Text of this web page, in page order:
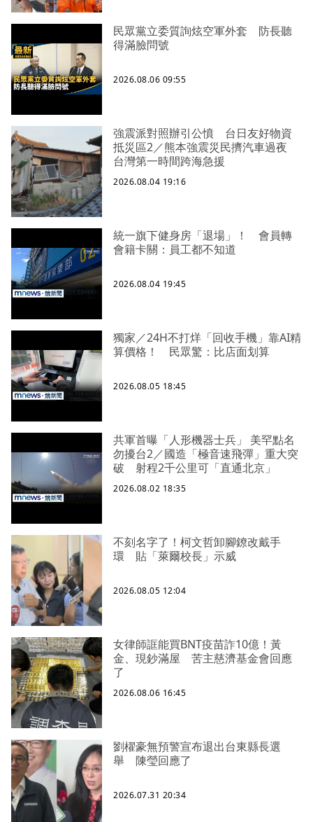
民眾黨立委質詢炫空軍外套 防長聽
得滿臉問號
2026.08.06 09:55
強震派對照辦引公憤 台日友好物資
抵災區2／熊本強震災民擠汽車過夜
台灣第一時間跨海急援
2026.08.04 19:16
統一旗下健身房「退場」！ 會員轉
會籍卡關：員工都不知道
2026.08.04 19:45
獨家／24H不打烊「回收手機」靠AI精
算價格！ 民眾驚：比店面划算
2026.08.05 18:45
共軍首曝「人形機器士兵」 美罕點名
勿擾台2／國造「極音速飛彈」重大突
破 射程2千公里可「直通北京」
2026.08.02 18:35
不刻名字了！柯文哲卸腳鐐改戴手
環 貼「萊爾校長」示威
2026.08.05 12:04
女律師誆能買BNT疫苗詐10億！黃
金、現鈔滿屋 苦主慈濟基金會回應
了
2026.08.06 16:45
劉櫂豪無預警宣布退出台東縣長選
舉 陳瑩回應了
2026.07.31 20:34